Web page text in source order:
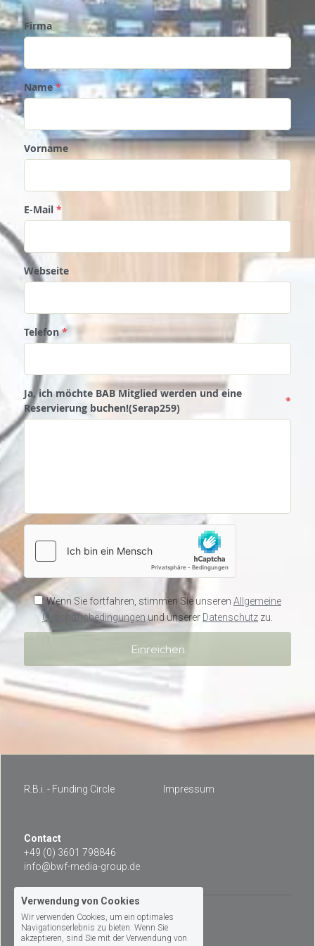
Firma
Name*
Vorname
E-Mail *
Webseite
Telefon*
Ja, ich möchte BAB Mitglied werden und eine
Reservierung buchen!(Serap259)
*
Wenn Sie fortfahren, stimmen Sie unseren Allgemeine
Geschäftsbedingungen und unserer Datenschutz zu.
Einreichen
R.B.i. - Funding Circle Impressum
Contact
+49 (0) 3601 798846
info@bwf-media-group.de
© 2026
Verwendung von Cookies
Wir verwenden Cookies, um ein optimales
Navigationserlebnis zu bieten. Wenn Sie
akzeptieren, sind Sie mit der Verwendung von